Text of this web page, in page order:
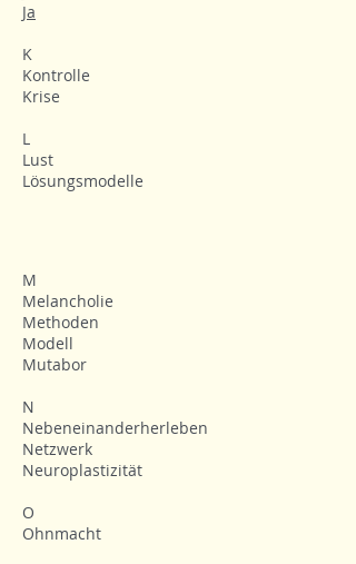
Ja
K
Kontrolle
Krise
L
Lust
Lösungsmodelle
M
Melancholie
Methoden
Modell
Mutabor
N
Nebeneinanderherleben
Netzwerk
Neuroplastizität
O
Ohnmacht